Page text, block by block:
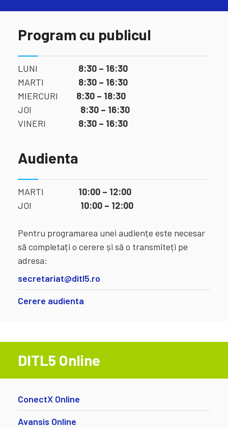
Program cu publicul
LUNI 8:30 – 16:30
MARTI 8:30 – 16:30
MIERCURI 8:30 – 18:30
JOI 8:30 – 16:30
VINERI 8:30 – 16:30
Audienta
MARTI 10:00 – 12:00
JOI 10:00 – 12:00
Pentru programarea unei audiențe este necesar
să completați o cerere și să o transmiteți pe
adresa:
secretariat@ditl5.ro
Cerere audienta
DITL5 Online
ConectX Online
Avansis Online